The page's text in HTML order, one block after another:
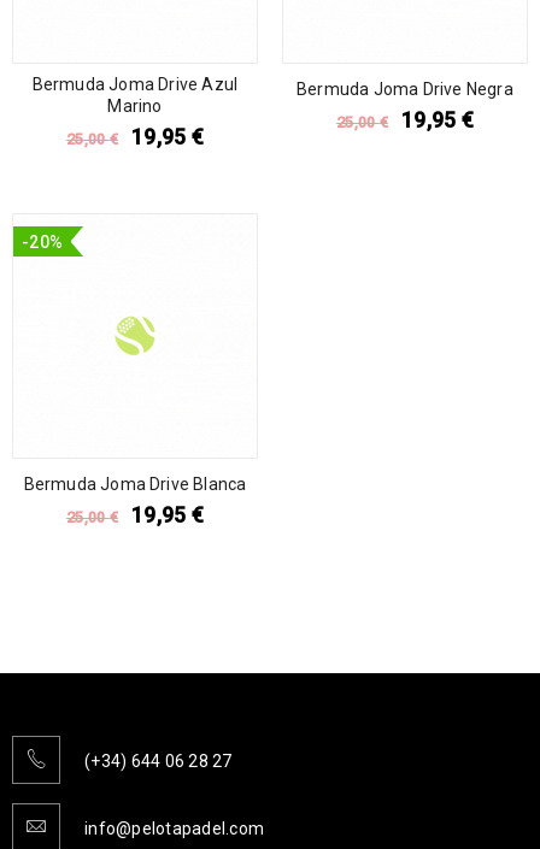
Bermuda Joma Drive Azul
Marino
25,00€ 19,95 €
Bermuda Joma Drive Negra
25,00€ 19,95 €
-20%
Bermuda Joma Drive Blanca
25,00€ 19,95 €
(+34) 644 06 28 27
info@pelotapadel.com